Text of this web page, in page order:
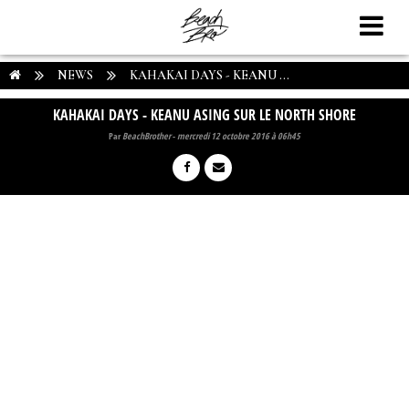
NEWS KAHAKAI DAYS - KEANU ...
KAHAKAI DAYS - KEANU ASING SUR LE NORTH SHORE
ParBeachBrother-mercredi 12 octobre 2016 à 06h45